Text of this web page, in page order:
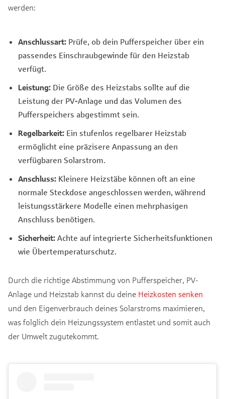
werden:
Anschlussart: Prüfe, ob dein Pufferspeicher über ein
passendes Einschraubgewinde für den Heizstab
verfügt.
Leistung: Die Größe des Heizstabs sollte auf die
Leistung der PV-Anlage und das Volumen des
Pufferspeichers abgestimmt sein.
Regelbarkeit: Ein stufenlos regelbarer Heizstab
ermöglicht eine präzisere Anpassung an den
verfügbaren Solarstrom.
Anschluss: Kleinere Heizstäbe können oft an eine
normale Steckdose angeschlossen werden, während
leistungsstärkere Modelle einen mehrphasigen
Anschluss benötigen.
Sicherheit: Achte auf integrierte Sicherheitsfunktionen
wie Übertemperaturschutz.
Durch die richtige Abstimmung von Pufferspeicher, PV-
Anlage und Heizstab kannst du deine Heizkosten senken
und den Eigenverbrauch deines Solarstroms maximieren,
was folglich dein Heizungssystem entlastet und somit auch
der Umwelt zugutekommt.